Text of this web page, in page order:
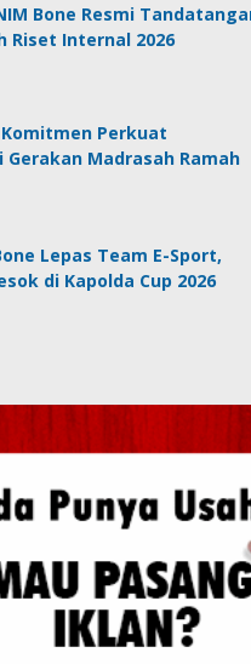
Bone Resmi
Riset Internal 2026
Komitmen Perkuat
Madrasah Ramah
Lepas Team E-Sport,
di Kapolda Cup 2026